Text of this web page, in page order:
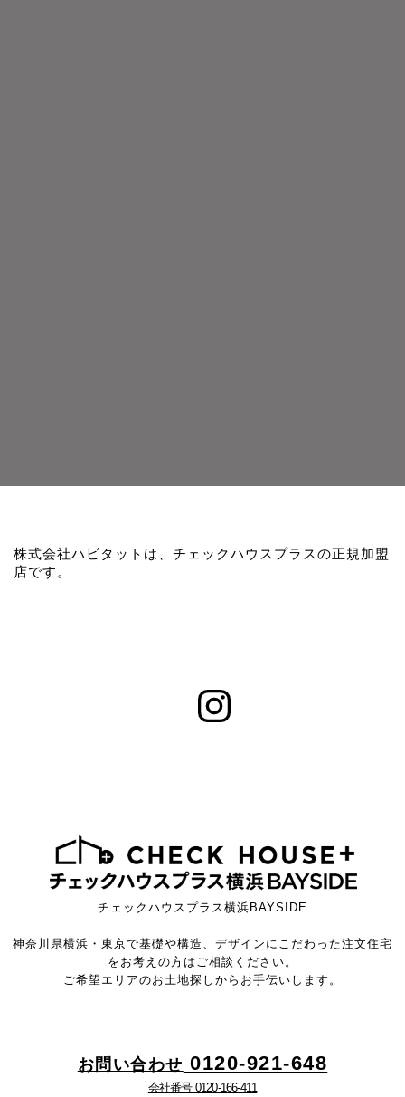
株式会社ハビタットは、チェックハウスプラスの正規加盟
店です。
チェックハウスプラス横浜BAYSIDE
神奈川県横浜・東京で基礎や構造、デザインにこだわった注文住宅
をお考えの方はご相談ください。
ご希望エリアのお土地探しからお手伝いします。
お問い合わせ 0120-921-648
会社番号 0120-166-411